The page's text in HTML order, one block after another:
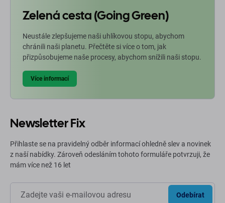
Zelená cesta (Going Green)
Neustále zlepšujeme naši uhlíkovou stopu, abychom
chránili naši planetu. Přečtěte si více o tom, jak
přizpůsobujeme naše procesy, abychom snížili naši stopu.
Více informací
Newsletter Fix
Přihlaste se na pravidelný odběr informací ohledně slev a novinek
z naší nabídky. Zároveň odesláním tohoto formuláře potvrzuji, že
mám více než 16 let
Odebírat